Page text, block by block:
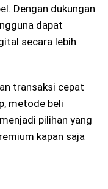
Dengan dukungan
dapat
secara lebih
transaksi cepat
metode beli
pilihan yang
kapan saja